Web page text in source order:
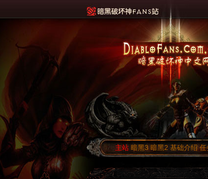
主站 暗黑3 暗黑2 基础介绍 任